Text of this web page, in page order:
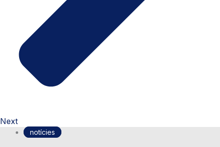
Next
notícies